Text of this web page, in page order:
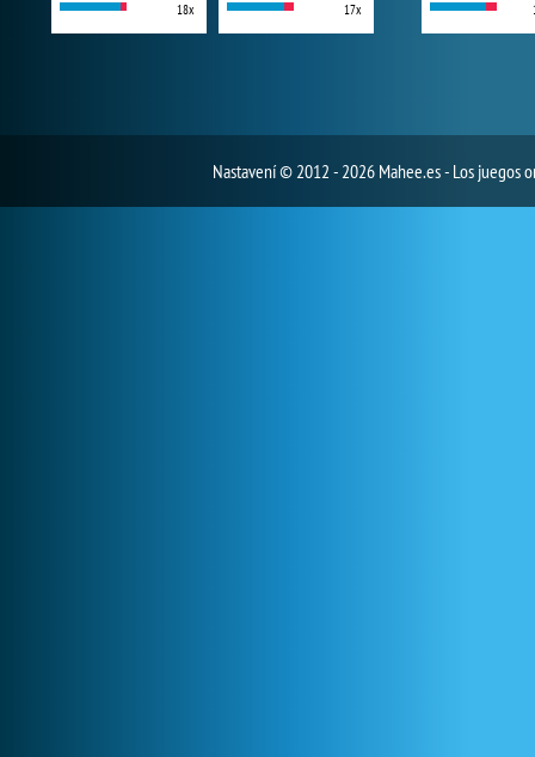
18x 17x
Nastavení© 2012 - 2026 Mahee.es - Los juegos